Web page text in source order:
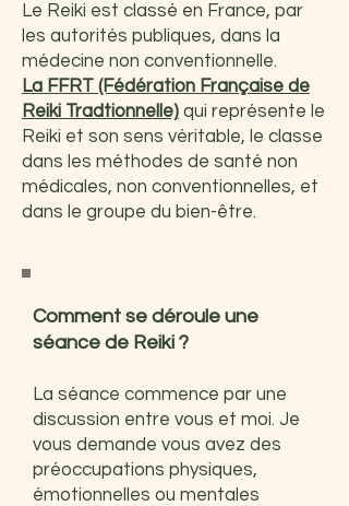
Le Reiki est classé en France, par
les autorités publiques, dans la
médecine non conventionnelle.
La FFRT (Fédération Française de
Reiki Tradtionnelle) qui représente le
Reiki et son sens véritable, le classe
dans les méthodes de santé non
médicales, non conventionnelles, et
dans le groupe du bien-être.
Comment se déroule une
séance de Reiki ?
La séance commence par une
discussion entre vous et moi. Je
vous demande vous avez des
préoccupations physiques,
émotionnelles ou mentales